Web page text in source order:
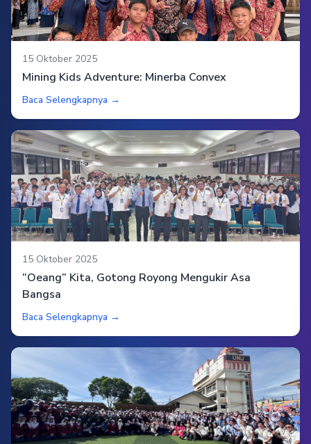
15 Oktober 2025
Mining Kids Adventure: Minerba Convex
Baca Selengkapnya →
15 Oktober 2025
“Oeang” Kita, Gotong Royong Mengukir Asa
Bangsa
Baca Selengkapnya →